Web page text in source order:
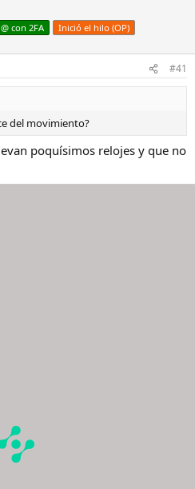
con 2FA Inició el hilo (OP)
#41
del movimiento?
poquísimos relojes y que no